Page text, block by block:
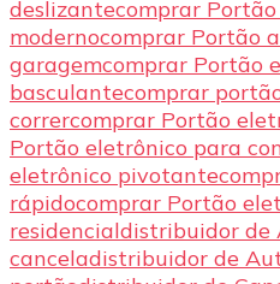
deslizantecomprar
modernocomprar Portão
garagemcomprar Portão
basculantecomprar
corrercomprar Portão
Portão eletrônico para
eletrônico pivotante
rápidocomprar Portão
residencialdistribuidor de
canceladistribuidor de